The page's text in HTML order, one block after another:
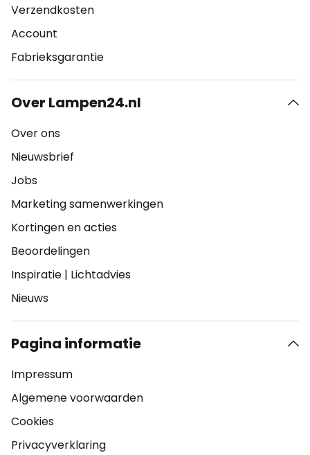
Verzendkosten
Account
Fabrieksgarantie
Over Lampen24.nl
Over ons
Nieuwsbrief
Jobs
Marketing samenwerkingen
Kortingen en acties
Beoordelingen
Inspiratie | Lichtadvies
Nieuws
Pagina informatie
Impressum
Algemene voorwaarden
Cookies
Privacyverklaring